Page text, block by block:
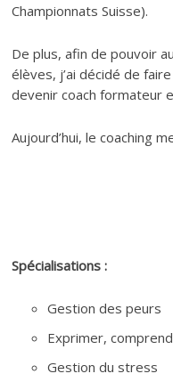
Championnats Suisse).
De plus, afin de pouvoir
élèves, j’ai décidé de
devenir coach formateur
Aujourd’hui, le coaching
Spécialisations :
Gestion des peurs
Exprimer,
Gestion du stress